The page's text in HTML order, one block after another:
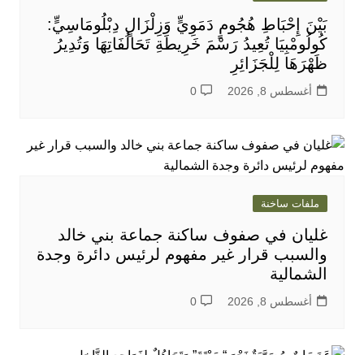
بَيْنَ إِحْبَاطِ هُجُومٍ دَمَوِيٍّ وَزِلْزَالٍ دِبْلُومَاسِيٍّ:
كُولُومْبِيَا تُعِيدُ رَسْمَ خَرِيطَةِ تَحَالُفَاتِهَا وَتُدِيرُ
ظَهْرَهَا لِلْجَزَائِرِ
أغسطس 8, 2026 0
ملفات ساخنة
غليان في صفوف ساكنة جماعة بني خالد
والسبب قرار غير مفهوم لرئيس دائرة وجدة
الشمالية
أغسطس 8, 2026 0